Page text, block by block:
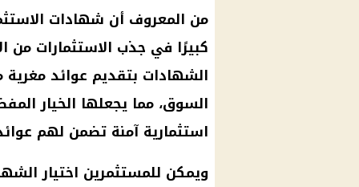
من المعروف أن شهادات
كبيرًا في جذب الاستثمارات من
الشهادات بتقديم عوائد مغرية
السوق، مما يجعلها الخيار
استثمارية آمنة تضمن لهم